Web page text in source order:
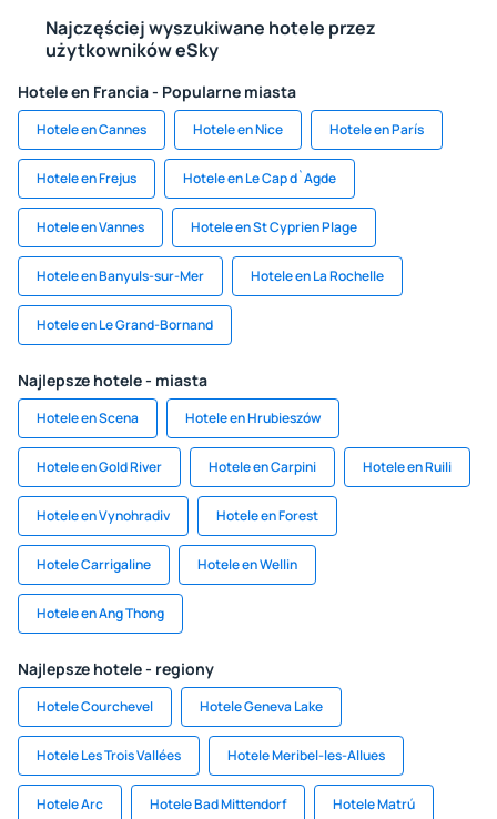
Najczęściej wyszukiwane hotele przez
użytkowników eSky
Hotele en Francia - Popularne miasta
Hotele en Cannes Hotele en Nice Hotele en París
Hotele en Frejus Hotele en Le Cap d`Agde
Hotele en Vannes Hotele en St Cyprien Plage
Hotele en Banyuls-sur-Mer Hotele en La Rochelle
Hotele en Le Grand-Bornand
Najlepsze hotele - miasta
Hotele en Scena Hotele en Hrubieszów
Hotele en Gold River Hotele en Carpini Hotele en Ruili
Hotele en Vynohradiv Hotele en Forest
Hotele Carrigaline Hotele en Wellin
Hotele en Ang Thong
Najlepsze hotele - regiony
Hotele Courchevel Hotele Geneva Lake
Hotele Les Trois Vallées Hotele Meribel-les-Allues
Hotele Arc Hotele Bad Mittendorf Hotele Matrú